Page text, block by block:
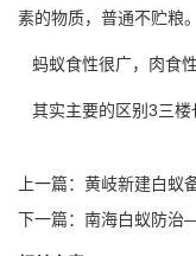
素的物质，普通不贮粮。
蚂蚁食性很广，肉食
其实主要的区别3三楼
上一篇： 黄岐新建白蚁
下一篇： 南海白蚁防治